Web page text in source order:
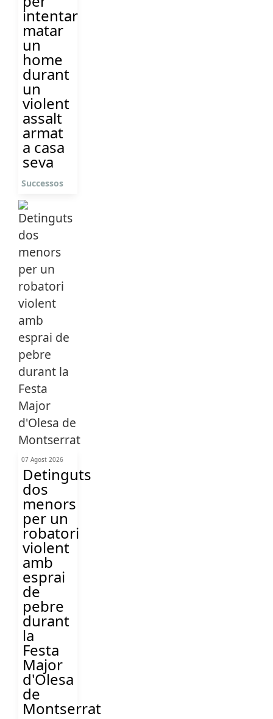
intentar
matar
un
home
durant
un
violent
assalt
armat
a casa
seva
Successos
07 Agost 2026
Detinguts
dos
menors
per un
robatori
violent
amb
esprai
de
pebre
durant
la
Festa
Major
d'Olesa
de
Montserrat